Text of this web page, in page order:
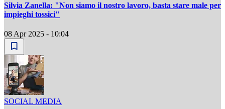
Silvia Zanella: "Non siamo il nostro lavoro, basta stare male per
impieghi tossici"
08 Apr 2025 - 10:04
SOCIAL MEDIA